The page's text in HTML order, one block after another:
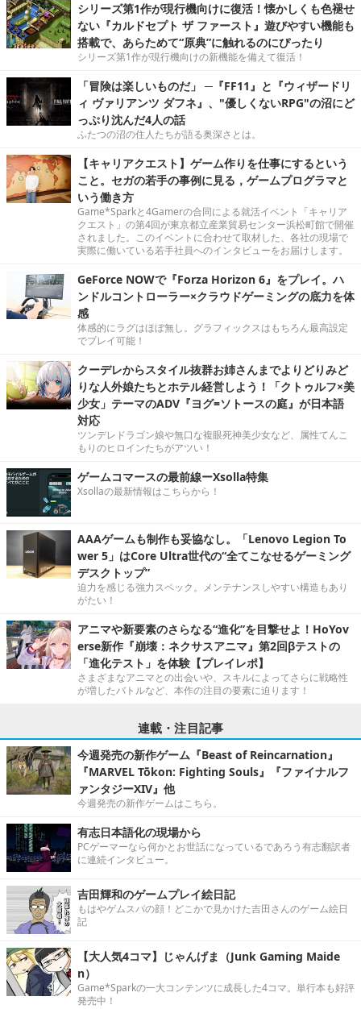
シリーズ第1作が現行機向けに復活！懐かしくも色褪せ
ない『カルドセプト ザ ファースト』遊びやすい機能も
搭載で、あらためて“原典”に触れるのにぴったり
シリーズ第1作が現行機向けの新機能を備えて復活！
「冒険は楽しいものだ」 ─『FF11』と『ウィザードリ
ィ ヴァリアンツ ダフネ』、"優しくないRPG"の沼にど
っぷり沈んだ4人の話
ふたつの沼の住人たちが語る奥深さとは。
【キャリアクエスト】ゲーム作りを仕事にするという
こと。セガの若手の事例に見る，ゲームプログラマと
いう働き方
Game*Sparkと4Gamerの合同による就活イベント「キャリア
クエスト」の第4回が東京都立産業貿易センター浜松町館で開催
されました。このイベントに合わせて取材した、各社の現場で
実際に働いている若手社員へのインタビューをお届けします。
GeForce NOWで『Forza Horizon 6』をプレイ。ハ
ンドルコントローラー×クラウドゲーミングの底力を体
感
体感的にラグはほぼ無し。グラフィックスはもちろん最高設定
でプレイ可能！
クーデレからスタイル抜群お姉さんまでよりどりみど
りな人外娘たちとホテル経営しよう！「クトゥルフ×美
少女」テーマのADV『ヨグ=ソトースの庭』が日本語
対応
ツンデレドラゴン娘や無口な複眼死神美少女など、属性てんこ
もりのヒロインたちがアツい！
ゲームコマースの最前線ーXsolla特集
Xsollaの最新情報はこちらから！
AAAゲームも制作も妥協なし。「Lenovo Legion To
wer 5」はCore Ultra世代の“全てこなせるゲーミング
デスクトップ”
迫力を感じる強力スペック。メンテナンスしやすい構造もあり
がたい！
アニマや新要素のさらなる“進化”を目撃せよ！HoYov
erse新作『崩壊：ネクサスアニマ』第2回βテストの
「進化テスト」を体験【プレイレポ】
さまざまなアニマとの出会いや、スキルによってさらに戦略性
が増したバトルなど、本作の注目の要素に迫ります！
連載・注目記事
今週発売の新作ゲーム『Beast of Reincarnation』
『MARVEL Tōkon: Fighting Souls』『ファイナルフ
ァンタジーXIV』他
今週発売の新作ゲームはこちら。
有志日本語化の現場から
PCゲーマーなら何かとお世話になっているであろう有志翻訳者
に連続インタビュー。
吉田輝和のゲームプレイ絵日記
もはやゲムスパの顔！どこかで見かけた吉田さんのゲーム絵日
記
【大人気4コマ】じゃんげま（Junk Gaming Maide
n）
Game*Sparkの一大コンテンツに成長した4コマ。単行本も好評
発売中！